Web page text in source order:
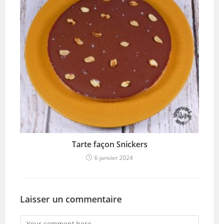
Tarte façon Snickers
6 janvier 2024
Laisser un commentaire